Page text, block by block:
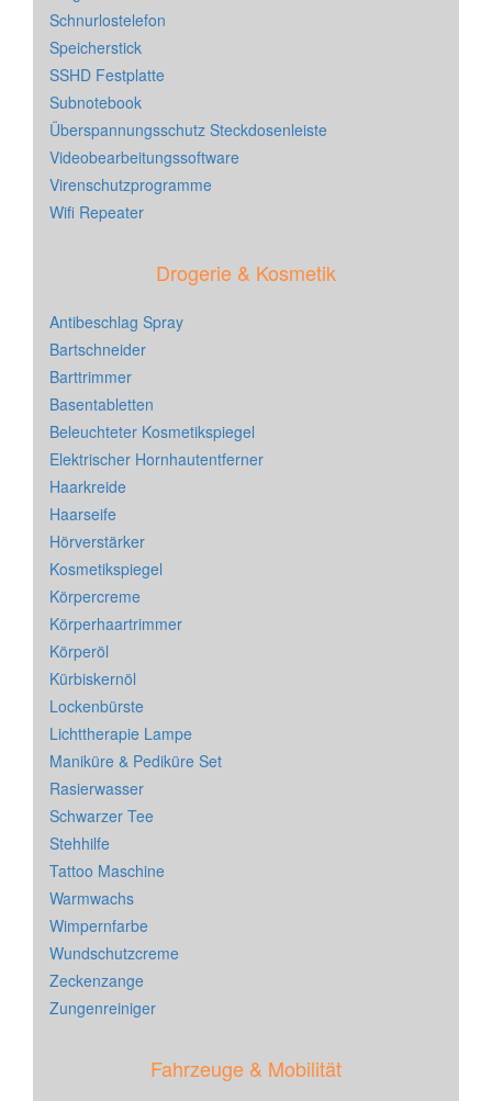
Schnurlostelefon
Speicherstick
SSHD Festplatte
Subnotebook
Überspannungsschutz Steckdosenleiste
Videobearbeitungssoftware
Virenschutzprogramme
Wifi Repeater
Drogerie & Kosmetik
Antibeschlag Spray
Bartschneider
Barttrimmer
Basentabletten
Beleuchteter Kosmetikspiegel
Elektrischer Hornhautentferner
Haarkreide
Haarseife
Hörverstärker
Kosmetikspiegel
Körpercreme
Körperhaartrimmer
Körperöl
Kürbiskernöl
Lockenbürste
Lichttherapie Lampe
Maniküre & Pediküre Set
Rasierwasser
Schwarzer Tee
Stehhilfe
Tattoo Maschine
Warmwachs
Wimpernfarbe
Wundschutzcreme
Zeckenzange
Zungenreiniger
Fahrzeuge & Mobilität